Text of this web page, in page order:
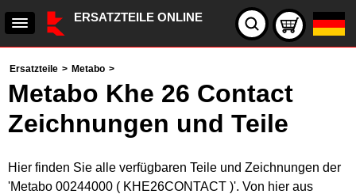
ERSATZTEILE ONLINE
Ersatzteile > Metabo >
Metabo Khe 26 Contact
Zeichnungen und Teile
Hier finden Sie alle verfügbaren Teile und Zeichnungen der
'Metabo 00244000 ( KHE26CONTACT )'. Von hier aus